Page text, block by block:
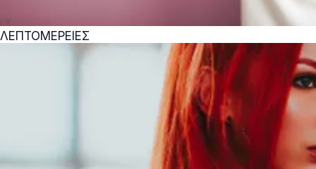
ΛΕΠΤΟΜΕΡΕΙΕΣ